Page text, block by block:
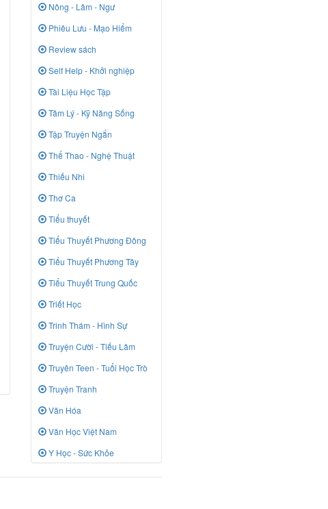
Nông - Lâm - Ngư
Phiêu Lưu - Mạo Hiểm
Review sách
Self Help - Khởi nghiệp
Tài Liệu Học Tập
Tâm Lý - Kỹ Năng Sống
Tập Truyện Ngắn
Thể Thao - Nghệ Thuật
Thiếu Nhi
Thơ Ca
Tiểu thuyết
Tiểu Thuyết Phương Đông
Tiểu Thuyết Phương Tây
Tiểu Thuyết Trung Quốc
Triết Học
Trinh Thám - Hình Sự
Truyện Cười - Tiếu Lâm
Truyên Teen - Tuổi Học Trò
Truyện Tranh
Văn Hóa
Văn Học Việt Nam
Y Học - Sức Khỏe